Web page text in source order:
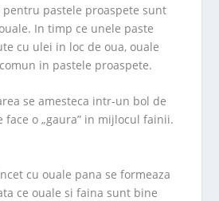
pastele proaspete sunt
In timp ce unele paste
cu ulei in loc de oua, ouale
in pastele proaspete.
se amesteca intr-un bol de
face o „gaura” in mijlocul fainii.
cu ouale pana se formeaza
ce ouale si faina sunt bine